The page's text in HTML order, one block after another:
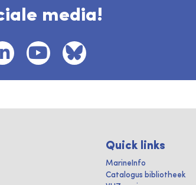
media!
Quick links
MarineInfo
Catalogus bibliotheek